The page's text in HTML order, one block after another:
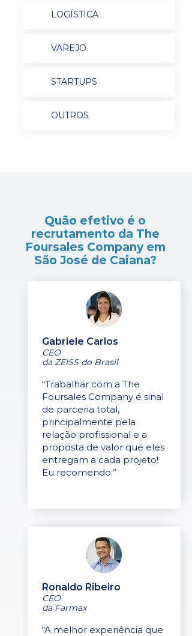
LOGÍSTICA
VAREJO
STARTUPS
OUTROS
Quão efetivo é o
recrutamento da The
Foursales Company em
São José de Caiana?
Gabriele Carlos
CEO
da ZEISS do Brasil
“Trabalhar com a The
Foursales Company é sinal
de parceria total,
principalmente pela
relação profissional e a
proposta de valor que eles
entregam a cada projeto!
Eu recomendo.”
Ronaldo Ribeiro
CEO
da Farmax
"A melhor experiência que